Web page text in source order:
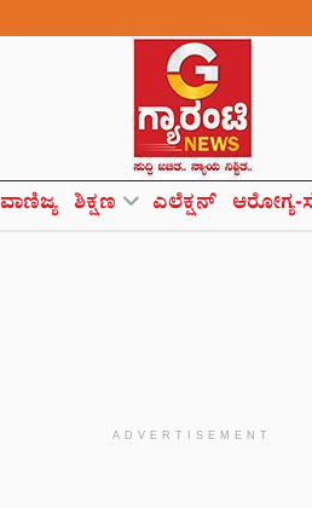
ವಾಣಿಜ್ಯ ಶಿಕ್ಷಣ ಎಲೆಕ್ಷನ್
ADVERTISEMENT